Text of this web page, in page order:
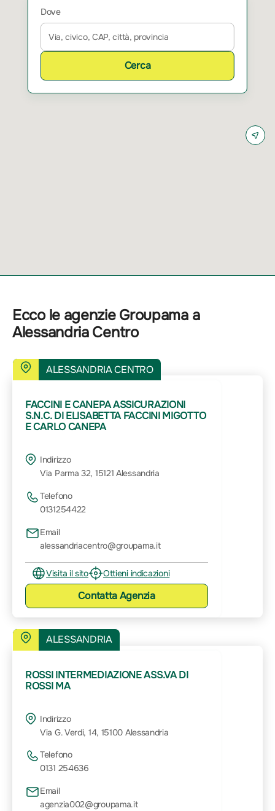
Dove
Cerca
Ecco le agenzie Groupama a
Alessandria Centro
ALESSANDRIA CENTRO
FACCINI E CANEPA ASSICURAZIONI
S.N.C. DI ELISABETTA FACCINI MIGOTTO
E CARLO CANEPA
Indirizzo
Via Parma 32, 15121 Alessandria
Telefono
0131254422
Email
alessandriacentro@groupama.it
Visita il sito Ottieni indicazioni
ContattaAgenzia
ALESSANDRIA
ROSSI INTERMEDIAZIONE ASS.VA DI
ROSSI MA
Indirizzo
Via G. Verdi, 14, 15100 Alessandria
Telefono
0131 254636
Email
agenzia002@groupama.it